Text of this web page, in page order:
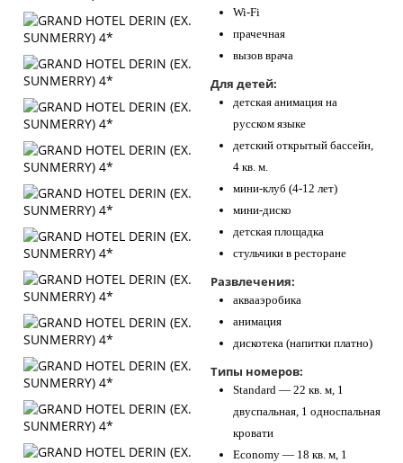
Wi-Fi
прачечная
вызов врача
Для детей:
детская анимация на
русском языке
детский открытый бассейн,
4 кв. м.
мини-клуб (4-12 лет)
мини-диско
детская площадка
стульчики в ресторане
Развлечения:
аквааэробика
анимация
дискотека (напитки платно)
Типы номеров:
Standard — 22 кв. м, 1
двуспальная, 1 односпальная
кровати
Economy — 18 кв. м, 1